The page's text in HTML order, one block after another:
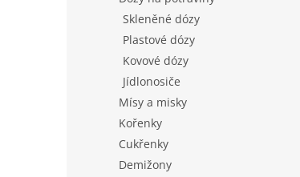
Skleněné dózy
Plastové dózy
Kovové dózy
Jídlonosiče
Mísy a misky
Kořenky
Cukřenky
Demižony